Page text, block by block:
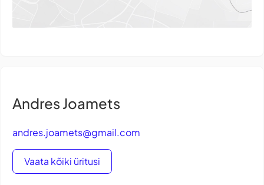
Andres Joamets
andres.joamets@gmail.com
Vaata kõiki üritusi